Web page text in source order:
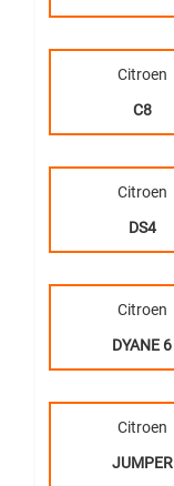
Citroen
C8
Citroen
DS4
Citroen
DYANE 6
Citroen
JUMPER